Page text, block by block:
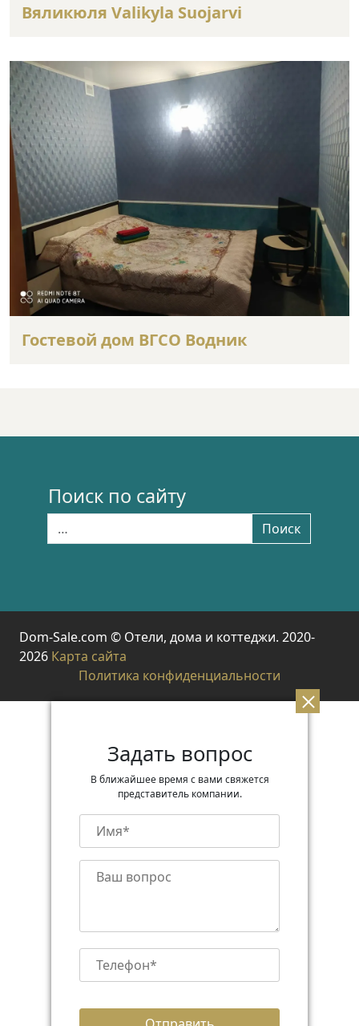
Вяликюля Valikyla Suojarvi
Гостевой дом ВГСО Водник
Поиск по сайту
Поиск
Dom-Sale.com © Отели, дома и коттеджи. 2020-
2026 Карта сайта
Политика конфиденциальности
Задать вопрос
В ближайшее время с вами свяжется
представитель компании.